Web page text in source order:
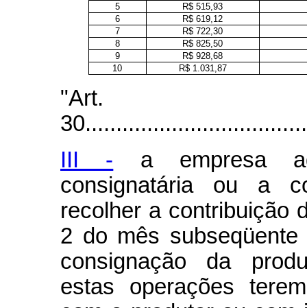
5
R$ 515,93
6
R$ 619,12
7
R$ 722,30
8
R$ 825,50
9
R$ 928,68
10
R$ 1.031,87
"Art.
III - a empresa
consignatária ou a
recolher a contribuição
2 do mês
consignação da
estas operações